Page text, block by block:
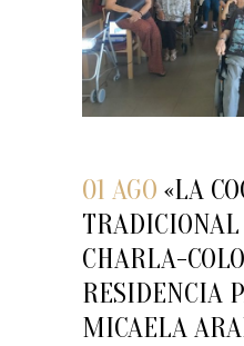
01 AGO «LA
CHARLA-
RESIDENCIA
MICAELA